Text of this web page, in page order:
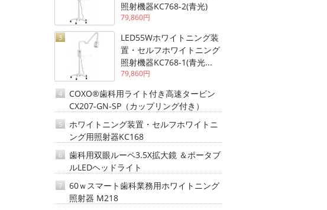
照射機器KC768-2(青光)
79,860円
LED55Wホワイトニング装
置・セルフホワイトニング
照射機器KC768-1(青光...
79,860円
3
COXO®歯科用ライト付き高速タービン
CX207-GN-SP（カップリング付き）
4
ホワイトニング装置・セルフホワイトニ
ング用照射器KC168
5
歯科用双眼ルーペ3.5X拡大鏡 ＆ポータブ
ルLEDヘッドライト
6
60ｗスマート歯科業務用ホワイトニング
照射器 M218
7